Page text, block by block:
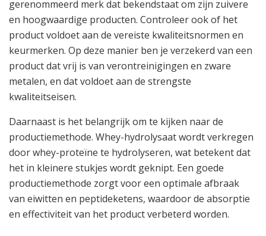
gerenommeerd merk dat bekendstaat om zijn zuivere
en hoogwaardige producten. Controleer ook of het
product voldoet aan de vereiste kwaliteitsnormen en
keurmerken. Op deze manier ben je verzekerd van een
product dat vrij is van verontreinigingen en zware
metalen, en dat voldoet aan de strengste
kwaliteitseisen.
Daarnaast is het belangrijk om te kijken naar de
productiemethode. Whey-hydrolysaat wordt verkregen
door whey-proteïne te hydrolyseren, wat betekent dat
het in kleinere stukjes wordt geknipt. Een goede
productiemethode zorgt voor een optimale afbraak
van eiwitten en peptideketens, waardoor de absorptie
en effectiviteit van het product verbeterd worden.